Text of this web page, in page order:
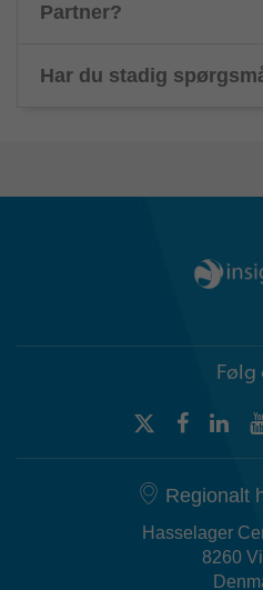
Partner?
Har du stadig
Følg
Regionalt
Hasselager
8260